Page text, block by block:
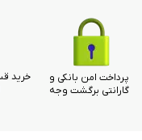
خرید
پرداخت امن بانکی و
گارانتی برگشت وجه